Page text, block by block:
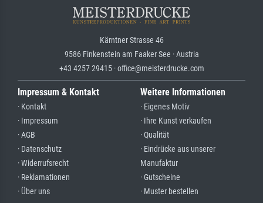
Kärntner Strasse 46
9586 Finkenstein am Faaker See · Austria
+43 4257 29415 · office@meisterdrucke.com
Impressum & Kontakt
· Kontakt
· Impressum
· AGB
· Datenschutz
· Widerrufsrecht
· Reklamationen
· Über uns
Weitere Informationen
· Eigenes Motiv
· Ihre Kunst verkaufen
· Qualität
· Eindrücke aus unserer
Manufaktur
· Gutscheine
· Muster bestellen